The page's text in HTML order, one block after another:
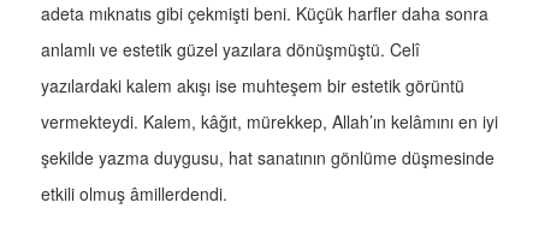
adeta mıknatıs gibi çekmişti beni. Küçük harfler daha sonra
anlamlı ve estetik güzel yazılara dönüşmüştü. Celî
yazılardaki kalem akışı ise muhteşem bir estetik görüntü
vermekteydi. Kalem, kâğıt, mürekkep, Allah’ın kelâmını en iyi
şekilde yazma duygusu, hat sanatının gönlüme düşmesinde
etkili olmuş âmillerdendi.